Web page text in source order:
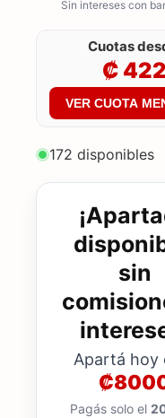
Sin intereses con
Cuotas
₡ 422
VER CUOTA
172 disponibles
sin
Apartá hoy
Pagás solo el